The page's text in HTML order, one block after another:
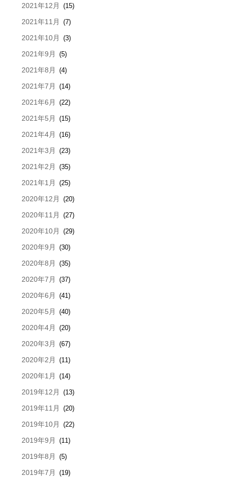
2021年12月 (15)
2021年11月 (7)
2021年10月 (3)
2021年9月 (5)
2021年8月 (4)
2021年7月 (14)
2021年6月 (22)
2021年5月 (15)
2021年4月 (16)
2021年3月 (23)
2021年2月 (35)
2021年1月 (25)
2020年12月 (20)
2020年11月 (27)
2020年10月 (29)
2020年9月 (30)
2020年8月 (35)
2020年7月 (37)
2020年6月 (41)
2020年5月 (40)
2020年4月 (20)
2020年3月 (67)
2020年2月 (11)
2020年1月 (14)
2019年12月 (13)
2019年11月 (20)
2019年10月 (22)
2019年9月 (11)
2019年8月 (5)
2019年7月 (19)